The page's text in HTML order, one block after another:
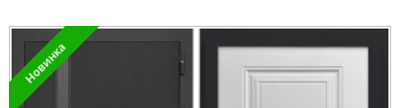
Новинка